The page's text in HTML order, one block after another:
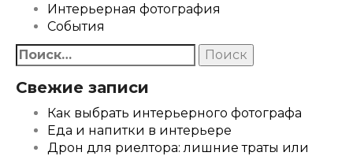
Интерьерная фотография
События
Найти:
Свежие записи
Как выбрать интерьерного фотографа
Еда и напитки в интерьере
Дрон для риелтора: лишние траты или